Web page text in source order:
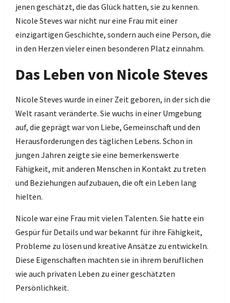
jenen geschätzt, die das Glück hatten, sie zu kennen.
Nicole Steves war nicht nur eine Frau mit einer
einzigartigen Geschichte, sondern auch eine Person, die
in den Herzen vieler einen besonderen Platz einnahm.
Das Leben von Nicole Steves
Nicole Steves wurde in einer Zeit geboren, in der sich die
Welt rasant veränderte. Sie wuchs in einer Umgebung
auf, die geprägt war von Liebe, Gemeinschaft und den
Herausforderungen des täglichen Lebens. Schon in
jungen Jahren zeigte sie eine bemerkenswerte
Fähigkeit, mit anderen Menschen in Kontakt zu treten
und Beziehungen aufzubauen, die oft ein Leben lang
hielten.
Nicole war eine Frau mit vielen Talenten. Sie hatte ein
Gespür für Details und war bekannt für ihre Fähigkeit,
Probleme zu lösen und kreative Ansätze zu entwickeln.
Diese Eigenschaften machten sie in ihrem beruflichen
wie auch privaten Leben zu einer geschätzten
Persönlichkeit.